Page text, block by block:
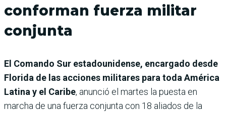
conforman fuerza militar
conjunta
El Comando Sur estadounidense, encargado desde
Florida de las acciones militares para toda América
Latina y el Caribe, anunció el martes la puesta en
marcha de una fuerza conjunta con 18 aliados de la